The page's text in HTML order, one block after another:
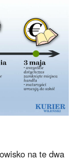
na te dwa